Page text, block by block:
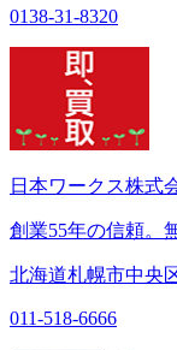
0138-31-8320
日本ワークス株式
創業55年の信頼。
北海道札幌市中央
011-518-6666